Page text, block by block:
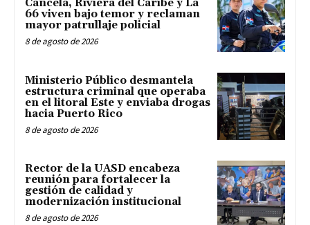
Cancela, Riviera del Caribe y La
66 viven bajo temor y reclaman
mayor patrullaje policial
8 de agosto de 2026
Ministerio Público desmantela
estructura criminal que operaba
en el litoral Este y enviaba drogas
hacia Puerto Rico
8 de agosto de 2026
Rector de la UASD encabeza
reunión para fortalecer la
gestión de calidad y
modernización institucional
8 de agosto de 2026